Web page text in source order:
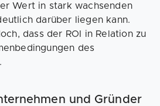
Wert in stark wachsenden
darüber liegen kann.
dass der ROI in Relation zu
des
und Gründer